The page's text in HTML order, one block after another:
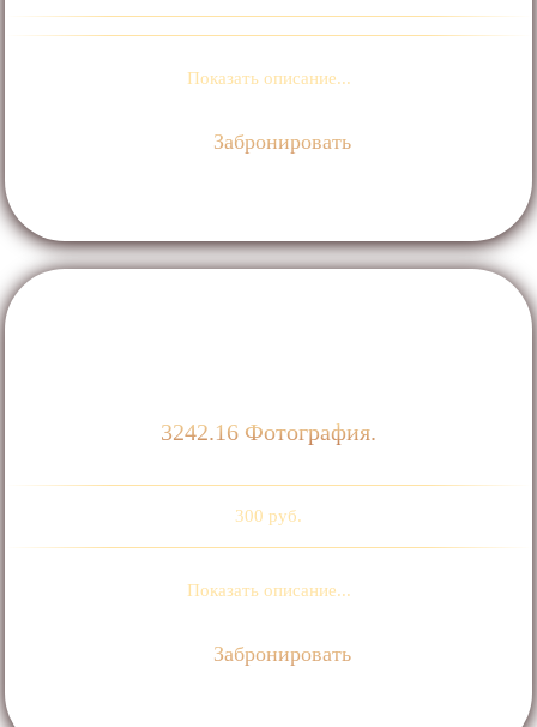
Показать описание...
Забронировать
3242.16 Фотография.
300 руб.
Показать описание...
Забронировать